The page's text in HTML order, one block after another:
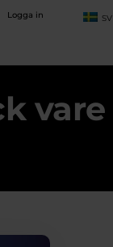
Logga in SV
vare